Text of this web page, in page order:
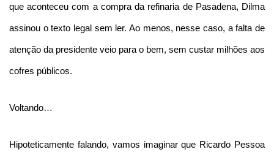
que aconteceu com a compra da refinaria de Pasadena, Dilma
assinou o texto legal sem ler. Ao menos, nesse caso, a falta de
atenção da presidente veio para o bem, sem custar milhões aos
cofres públicos.
Voltando…
Hipoteticamente falando, vamos imaginar que Ricardo Pessoa